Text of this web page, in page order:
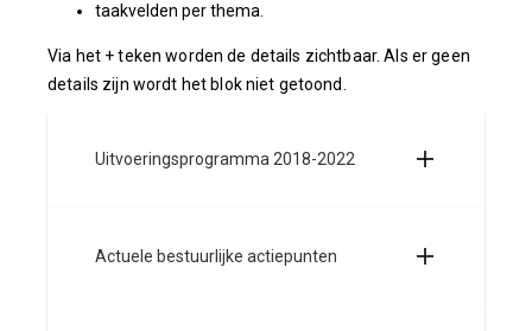
taakvelden per thema.
Via het + teken worden de details zichtbaar. Als er geen
details zijn wordt het blok niet getoond.
Uitvoeringsprogramma 2018-2022
Actuele bestuurlijke actiepunten